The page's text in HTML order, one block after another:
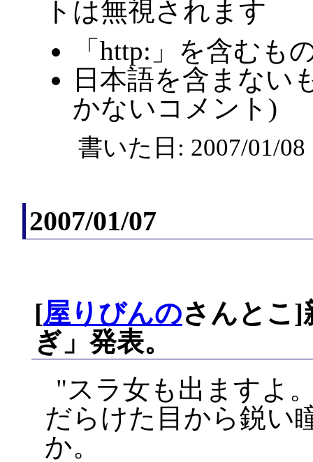
トは無視されます
「http:」を含むも
日本語を含まない
かないコメント)
書いた日: 2007/01/
2007/01/07
[屋りびんのさんとこ]
ぎ」発表。
スラ女も出ますよ
だらけた目から鋭い
か。